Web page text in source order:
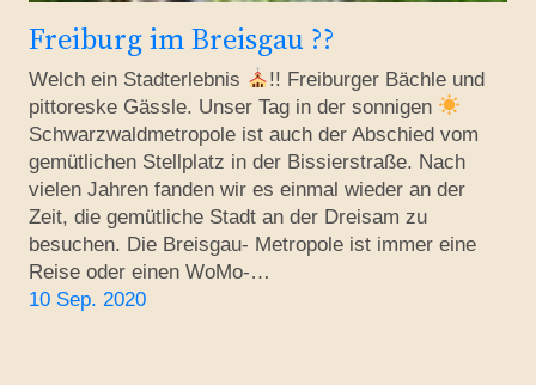
Freiburg im Breisgau ??
Welch ein Stadterlebnis
!! Freiburger Bächle und
pittoreske Gässle. Unser Tag in der sonnigen
Schwarzwaldmetropole ist auch der Abschied vom
gemütlichen Stellplatz in der Bissierstraße. Nach
vielen Jahren fanden wir es einmal wieder an der
Zeit, die gemütliche Stadt an der Dreisam zu
besuchen. Die Breisgau- Metropole ist immer eine
Reise oder einen WoMo-…
10 Sep. 2020